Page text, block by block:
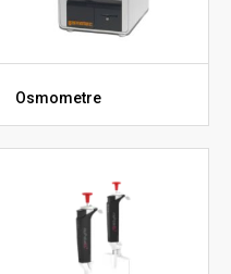
Osmometre